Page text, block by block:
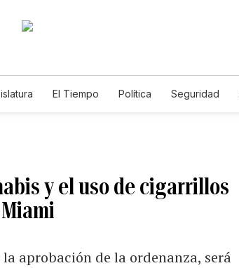
El Tiempo Política Seguridad
y el uso de cigarrillos
aprobación de la ordenanza, será